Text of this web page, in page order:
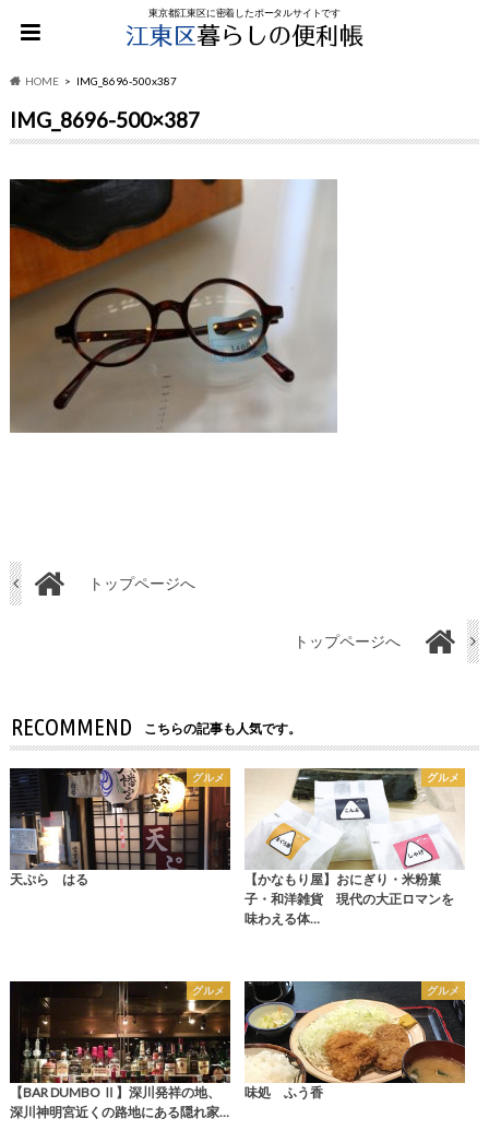
東京都江東区に密着したポータルサイトです
HOME IMG_8696-500x387
IMG_8696-500×387
トップページへ
トップページへ
RECOMMEND こちらの記事も人気です。
グルメ
天ぷら はる
グルメ
【かなもり屋】おにぎり・米粉菓
子・和洋雑貨 現代の大正ロマンを
味わえる体…
グルメ
【BAR DUMBO Ⅱ】深川発祥の地、
深川神明宮近くの路地にある隠れ家…
グルメ
味処 ふう香